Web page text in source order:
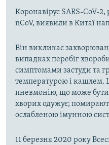
Коронавірус SARS-CoV-
nCoV, виявили в Китаї
Він викликає
випадках перебіг
симптомами застуди та
температурою і кашлем.
пневмонію, що може бути
хворих одужує;
ослабленою імунною
11 березня 2020 року